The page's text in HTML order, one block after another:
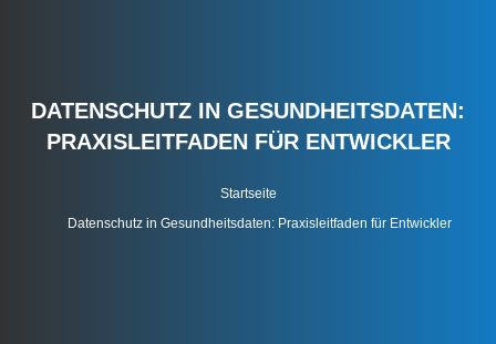
DATENSCHUTZ IN GESUNDHEITSDATEN:
PRAXISLEITFADEN FÜR ENTWICKLER
Startseite
Datenschutz in Gesundheitsdaten: Praxisleitfaden für Entwickler